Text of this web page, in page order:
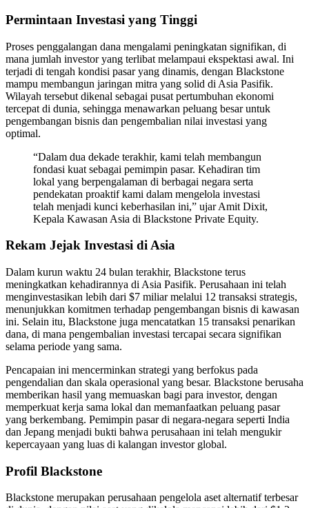
Permintaan Investasi yang Tinggi
Proses penggalangan dana mengalami peningkatan signifikan, di
mana jumlah investor yang terlibat melampaui ekspektasi awal. Ini
terjadi di tengah kondisi pasar yang dinamis, dengan Blackstone
mampu membangun jaringan mitra yang solid di Asia Pasifik.
Wilayah tersebut dikenal sebagai pusat pertumbuhan ekonomi
tercepat di dunia, sehingga menawarkan peluang besar untuk
pengembangan bisnis dan pengembalian nilai investasi yang
optimal.
“Dalam dua dekade terakhir, kami telah membangun
fondasi kuat sebagai pemimpin pasar. Kehadiran tim
lokal yang berpengalaman di berbagai negara serta
pendekatan proaktif kami dalam mengelola investasi
telah menjadi kunci keberhasilan ini,” ujar Amit Dixit,
Kepala Kawasan Asia di Blackstone Private Equity.
Rekam Jejak Investasi di Asia
Dalam kurun waktu 24 bulan terakhir, Blackstone terus
meningkatkan kehadirannya di Asia Pasifik. Perusahaan ini telah
menginvestasikan lebih dari $7 miliar melalui 12 transaksi strategis,
menunjukkan komitmen terhadap pengembangan bisnis di kawasan
ini. Selain itu, Blackstone juga mencatatkan 15 transaksi penarikan
dana, di mana pengembalian investasi tercapai secara signifikan
selama periode yang sama.
Pencapaian ini mencerminkan strategi yang berfokus pada
pengendalian dan skala operasional yang besar. Blackstone berusaha
memberikan hasil yang memuaskan bagi para investor, dengan
memperkuat kerja sama lokal dan memanfaatkan peluang pasar
yang berkembang. Pemimpin pasar di negara-negara seperti India
dan Jepang menjadi bukti bahwa perusahaan ini telah mengukir
kepercayaan yang luas di kalangan investor global.
Profil Blackstone
Blackstone merupakan perusahaan pengelola aset alternatif terbesar